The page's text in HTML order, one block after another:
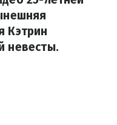
Кэтрин
невесты.